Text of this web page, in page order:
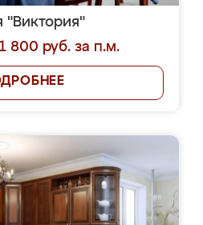
"Виктория"
800 руб. за п.м.